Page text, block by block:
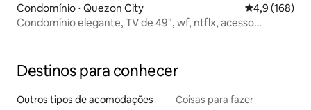
Condomínio ⋅ Quezon City 4,9 de uma
4,9 (168)
Condomínio elegante, TV de 49", wf, ntflx, acesso
Destinos para conhecer
Outros tipos de acomodações Coisas para fazer